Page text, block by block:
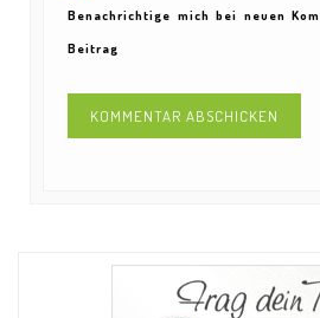
Benachrichtige mich bei neuen
Beitrag